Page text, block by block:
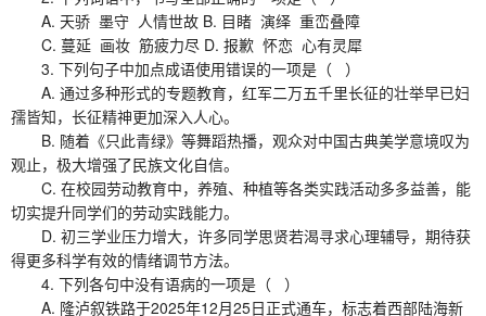
A. 天骄 墨守 人情世故 B. 目睹 演绎 重峦叠障
C. 蔓延 画妆 筋疲力尽 D. 报歉 怀恋 心有灵犀
3. 下列句子中加点成语使用错误的一项是（ ）
A. 通过多种形式的专题教育，红军二万五千里长征的壮举早已妇
孺皆知，长征精神更加深入人心。
B. 随着《只此青绿》等舞蹈热播，观众对中国古典美学意境叹为
观止，极大增强了民族文化自信。
C. 在校园劳动教育中，养殖、种植等各类实践活动多多益善，能
切实提升同学们的劳动实践能力。
D. 初三学业压力增大，许多同学思贤若渴寻求心理辅导，期待获
得更多科学有效的情绪调节方法。
4. 下列各句中没有语病的一项是（ ）
A. 隆泸叙铁路于2025年12月25日正式通车，标志着西部陆海新